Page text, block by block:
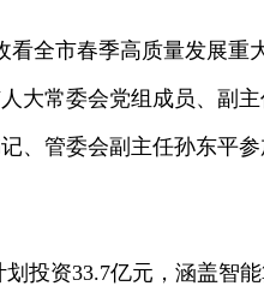
全市春季高质量发展重
大常委会党组成员、副主
、管委会副主任孙东平参
投资33.7亿元，涵盖智